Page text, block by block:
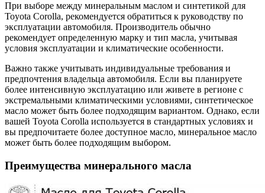
При выборе между минеральным маслом и синтетикой для
Toyota Corolla, рекомендуется обратиться к руководству по
эксплуатации автомобиля. Производитель обычно
рекомендует определенную марку и тип масла, учитывая
условия эксплуатации и климатические особенности.
Важно также учитывать индивидуальные требования и
предпочтения владельца автомобиля. Если вы планируете
более интенсивную эксплуатацию или живете в регионе с
экстремальными климатическими условиями, синтетическое
масло может быть более подходящим вариантом. Однако, если
вашей Toyota Corolla используется в стандартных условиях и
вы предпочитаете более доступное масло, минеральное масло
может быть более подходящим выбором.
Преимущества минерального масла